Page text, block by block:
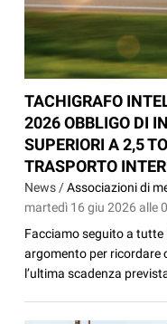
TACHIGRAFO
2026 OBBLIGO DI
SUPERIORI A 2,5
TRASPORTO
News /Associazioni di
martedì 16 giu 2026 alle
Facciamo seguito a
argomento per ricordare
l’ultima scadenza